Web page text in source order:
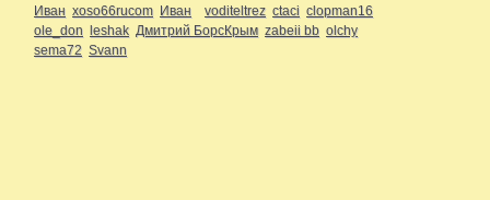
Иван xoso66rucom Иван voditeltrez ctaci clopman16
ole_don leshak Дмитрий БорсКрым zabeii bb olchy
sema72 Svann